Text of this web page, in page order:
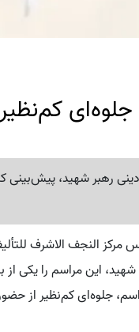
رهبر شهید، پیش‌بینی
النجف الاشرف
شهید، این مراسم را یکی
جلوه‌ای کم‌نظیر از